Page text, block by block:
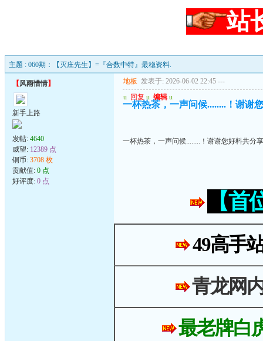
站
主题 : 060期：【灭庄先生】=『合数中特』最稳资料.
【风雨惜情】
新手上路
发帖: 4640
威望: 12389 点
铜币: 3708 枚
贡献值: 0 点
好评度: 0 点
地板 发表于: 2026-06-02 22:45 ---
u 回复 u 编辑 u
一杯热茶，一声问候........！谢谢
一杯热茶，一声问候........！谢谢您好料共分
【
49高手
青龙网
最老牌白